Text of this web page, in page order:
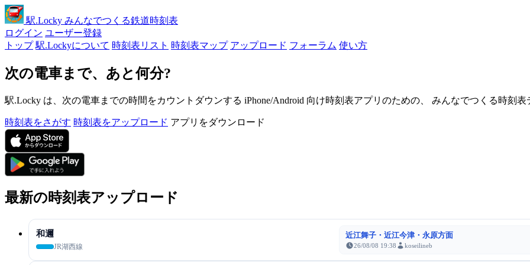
駅.Locky みんなでつくる鉄道時刻表
ログイン ユーザー登録
トップ 駅.Lockyについて 時刻表リスト 時刻表マップ アップロード フォーラム 使い方
次の電車まで、あと何分?
駅.Locky は、次の電車までの時間をカウントダウンする iPhone/Android 向け時刻表アプリのための、 みんなでつくる時刻表
時刻表をさがす 時刻表をアップロード アプリをダウンロード
最新の時刻表アップロード
和邇
JR湖西線
近江舞子・近江今津・永原方面
26/08/08 19:38 koseilineb